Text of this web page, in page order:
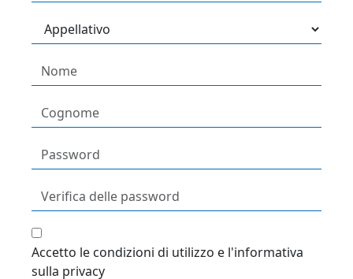
Accetto le condizioni di utilizzo e l'informativa
sulla privacy